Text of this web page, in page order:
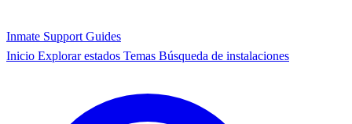
Inmate Support Guides
Inicio Explorar estados Temas Búsqueda de instalaciones